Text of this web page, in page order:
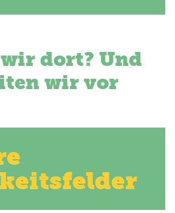
dort? Und
wir vor